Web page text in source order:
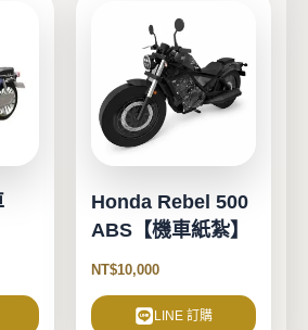
Honda Rebel 500
ABS【機車紙紮】
NT$10,000
LINE 訂購